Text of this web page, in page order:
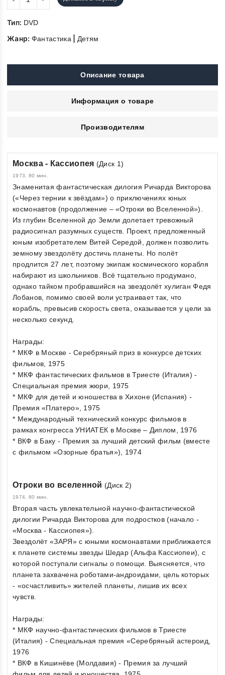
Тип: DVD
Жанр: Фантастика Детям
Описание товара
Информация о товаре
Производителям
Москва - Кассиопея (Диск 1)
1973, 80 мин.
Знаменитая фантастическая дилогия Ричарда Викторова
(«Через тернии к звёздам») о приключениях юных
космонавтов (продолжение – «Отроки во Вселенной»).
Из глубин Вселенной до Земли долетает тревожный
радиосигнал разумных существ. Проект, предложенный
юным изобретателем Витей Середой, должен позволить
земному звездолёту достичь планеты. Но полёт
продлится 27 лет, поэтому экипаж космического корабля
набирают из школьников. Всё тщательно продумано,
однако тайком пробравшийся на звездолёт хулиган Федя
Лобанов, помимо своей воли устраивает так, что
корабль, превысив скорость света, оказывается у цели за
несколько секунд.
Награды:
* МКФ в Москве - Серебряный приз в конкурсе детских
фильмов, 1975
* МКФ фантастических фильмов в Триесте (Италия) -
Специальная премия жюри, 1975
* МКФ для детей и юношества в Хихоне (Испания) -
Премия «Платеро», 1975
* Международный технический конкурс фильмов в
рамках конгресса УНИАТЕК в Москве – Диплом, 1976
* ВКФ в Баку - Премия за лучший детский фильм (вместе
с фильмом «Озорные братья»), 1974
Отроки во вселенной (Диск 2)
1974, 80 мин.
Вторая часть увлекательной научно-фантастической
дилогии Ричарда Викторова для подростков (начало -
«Москва - Кассиопея»).
Звездолёт «ЗАРЯ» с юными космонавтами приближается
к планете системы звезды Шедар (Альфа Кассиопеи), с
которой поступали сигналы о помощи. Выясняется, что
планета захвачена роботами-андроидами, цель которых
- «осчастливить» жителей планеты, лишив их всех
чувств.
Награды:
* МКФ научно-фантастических фильмов в Триесте
(Италия) - Специальная премия «Серебряный астероид,
1976
* ВКФ в Кишинёве (Молдавия) - Премия за лучший